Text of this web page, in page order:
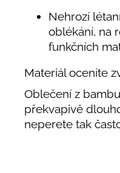
Nehrozí
oblékání, na
funkčních
Materiál oceníte
Oblečení z
překvapivě
neperete tak